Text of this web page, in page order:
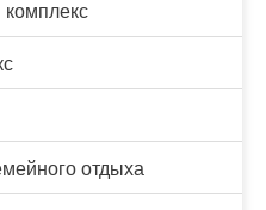
комплекс
отдыха